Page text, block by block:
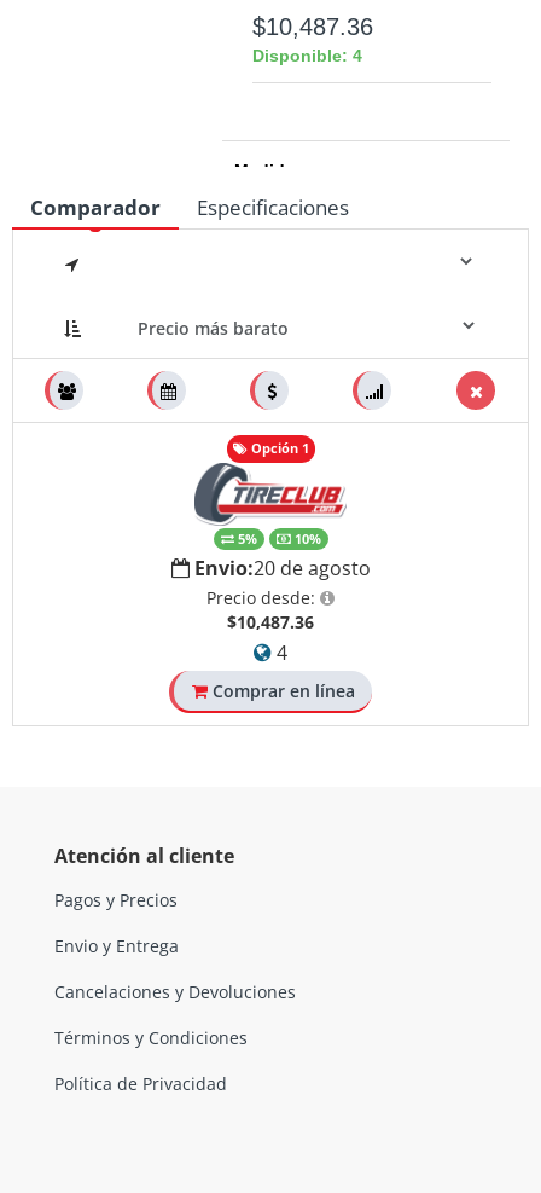
$10,487.36
Disponible: 4
Medidas
Comparador Especificaciones
Opción 1
5% 10%
Envio:20 de agosto
Precio desde:
$10,487.36
4
Comprar en línea
Atención al cliente
Pagos y Precios
Envio y Entrega
Cancelaciones y Devoluciones
Términos y Condiciones
Política de Privacidad